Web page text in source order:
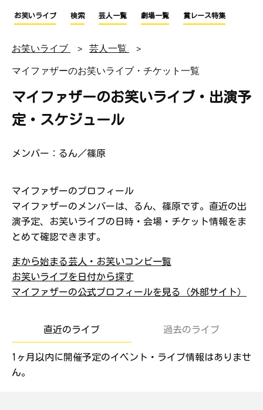
お笑いライブ 検索 芸人一覧 劇場一覧 賞レース特集
お笑いライブ 芸人一覧
マイファザーのお笑いライブ・チケット一覧
マイファザーのお笑いライブ・出演予
定・スケジュール
メンバー：るん／篠原
マイファザーのプロフィール
マイファザーのメンバーは、るん、篠原です。直近の出
演予定、お笑いライブの日時・会場・チケット情報をま
とめて確認できます。
まから始まる芸人・お笑いコンビ一覧
お笑いライブを日付から探す
マイファザーの公式プロフィールを見る（外部サイト）
直近のライブ 過去のライブ
1ヶ月以内に開催予定のイベント・ライブ情報はありませ
ん。